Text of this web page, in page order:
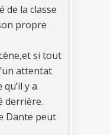
de la classe
propre
si tout
attentat
y a
derrière.
Dante peut